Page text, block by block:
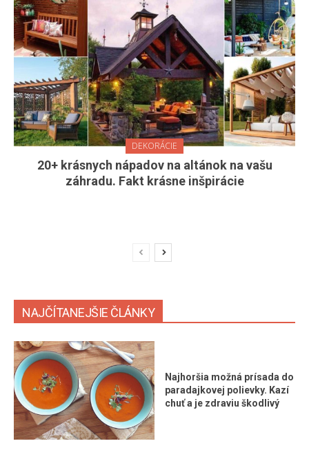
DEKORÁCIE
20+ krásnych nápadov na altánok na vašu
záhradu. Fakt krásne inšpirácie
NAJČÍTANEJŠIE ČLÁNKY
Najhoršia možná prísada do
paradajkovej polievky. Kazí
chuť a je zdraviu škodlivý